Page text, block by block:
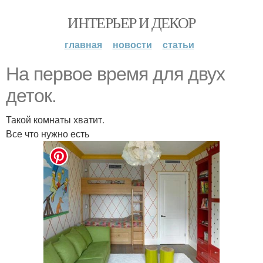
ИНТЕРЬЕР И ДЕКОР
главная новости статьи
На первое время для двух
деток.
Такой комнаты хватит.
Все что нужно есть